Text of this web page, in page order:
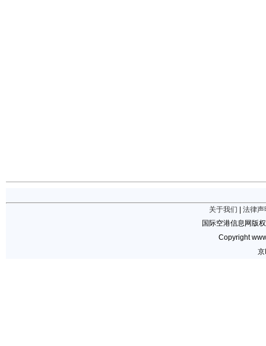
关于我们
法律声
国际空港信息网版
Copyright